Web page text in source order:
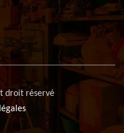
droit réservé